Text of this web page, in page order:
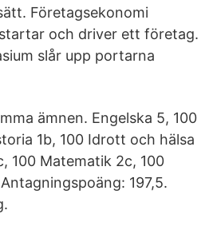
Företagsekonomi
och driver ett företag.
slår upp portarna
ämnen. Engelska 5, 100
1b, 100 Idrott och hälsa
100 Matematik 2c, 100
197,5.